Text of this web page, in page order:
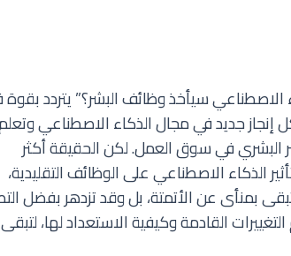
الاصطناعي سيأخذ وظائف البشر؟” يتردد
جديد في مجالالذكاء الاصطناعي
البشري في سوق العمل. لكن الحقيقة أكثر
الذكاء الاصطناعي على الوظائف التقليدية،
بمنأى عن الأتمتة، بل وقد تزدهر بفضل
القادمة وكيفية الاستعداد لها، لتبقى